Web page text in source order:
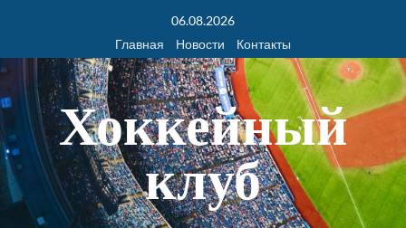
06.08.2026
Главная
Новости Контакты
Хоккейный
клуб